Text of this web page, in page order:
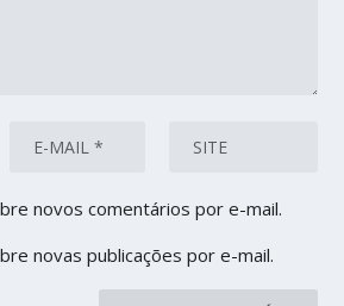
novos comentários por e-mail.
novas publicações por e-mail.